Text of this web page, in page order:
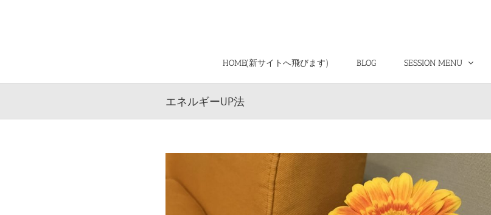
HOME(新サイトへ飛びます) BLOG SESSION MENU
エネルギーUP法